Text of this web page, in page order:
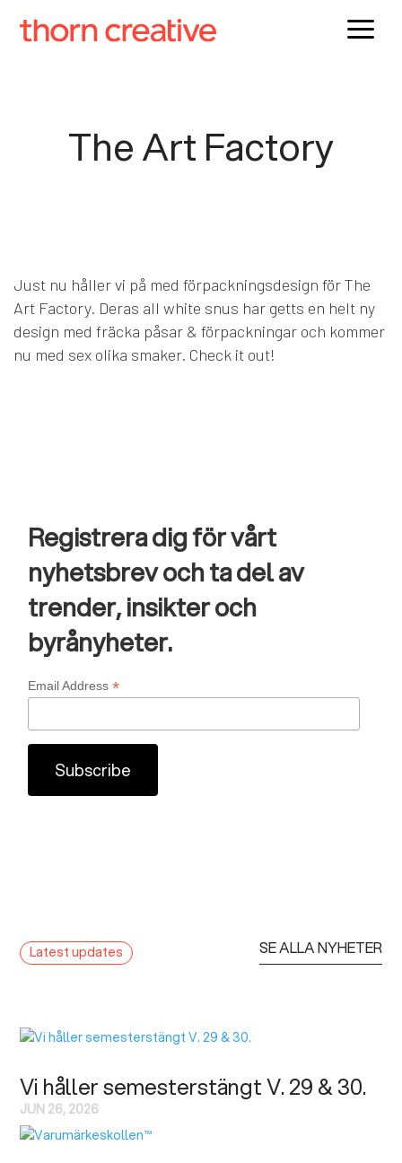
a
The Art Factory
Just nu håller vi på med förpackningsdesign för The
Art Factory. Deras all white snus har getts en helt ny
design med fräcka påsar & förpackningar och kommer
nu med sex olika smaker. Check it out!
Registrera dig för vårt
nyhetsbrev och ta del av
trender, insikter och
byrånyheter.
Email Address*
Latest updates SE ALLA NYHETER
Vi håller semesterstängt V. 29 & 30.
JUN 26, 2026